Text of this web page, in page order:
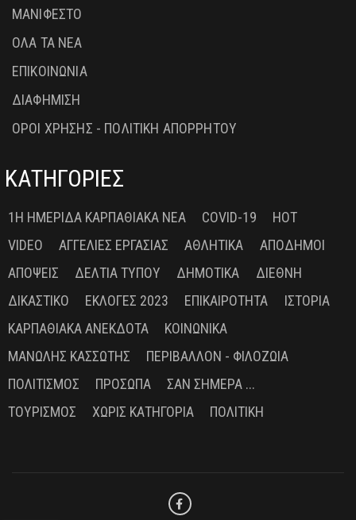
ΜΑΝΙΦΕΣΤΟ
ΟΛΑ ΤΑ ΝΕΑ
ΕΠΙΚΟΙΝΩΝΙΑ
ΔΙΑΦΗΜΙΣΗ
ΟΡΟΙ ΧΡΗΣΗΣ - ΠΟΛΙΤΙΚΗ ΑΠΟΡΡΗΤΟΥ
ΚΑΤΗΓΟΡΙΕΣ
1Η ΗΜΕΡΊΔΑ ΚΑΡΠΑΘΙΑΚΆ ΝΈΑ COVID-19
HOT
VIDEO
ΑΓΓΕΛΊΕΣ ΕΡΓΑΣΊΑΣ ΑΘΛΗΤΙΚΆ
ΑΠΌΔΗΜΟΙ
ΑΠΌΨΕΙΣ
ΔΕΛΤΊΑ ΤΎΠΟΥ ΔΗΜΟΤΙΚΆ
ΔΙΕΘΝΉ
ΔΙΚΑΣΤΙΚΌ
ΕΚΛΟΓΈΣ 2023 ΕΠΙΚΑΙΡΌΤΗΤΑ
ΙΣΤΟΡΊΑ
ΚΑΡΠΑΘΙΑΚΆ ΑΝΈΚΔΟΤΑ
ΚΟΙΝΩΝΙΚΆ
ΜΑΝΏΛΗΣ ΚΑΣΣΏΤΗΣ
ΠΕΡΙΒΆΛΛΟΝ - ΦΙΛΟΖΩΊΑ
ΠΟΛΙΤΙΣΜΌΣ
ΠΡΌΣΩΠΑ
ΣΑΝ ΣΉΜΕΡΑ ...
ΤΟΥΡΙΣΜΌΣ
ΧΩΡΊΣ ΚΑΤΗΓΟΡΊΑ ΠΟΛΙΤΙΚΉ